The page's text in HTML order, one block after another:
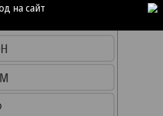
на сайт
www.kommersant.ru/ad